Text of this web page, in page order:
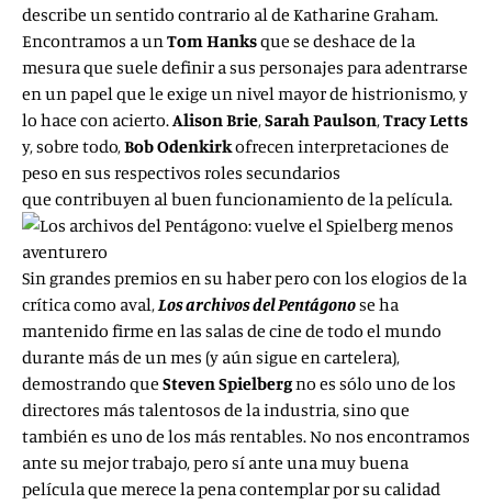
describe un sentido contrario al de Katharine Graham.
Encontramos a unTom Hanksque se deshace de la
mesura que suele definir a sus personajes para adentrarse
en un papel que le exige un nivel mayor de histrionismo, y
lo hace con acierto.Alison Brie,Sarah Paulson,Tracy Letts
y, sobre todo,Bob Odenkirkofrecen interpretaciones de
peso en sus respectivos roles secundarios
que contribuyen al buen funcionamiento de la película.
Sin grandes premios en su haber pero con los elogios de la
crítica como aval,Los archivos del Pentágonose ha
mantenido firme en las salas de cine de todo el mundo
durante más de un mes (y aún sigue en cartelera),
demostrando que Steven Spielbergno es sólo uno de los
directores más talentosos de la industria, sino que
también es uno de los más rentables. No nos encontramos
ante su mejor trabajo, pero sí ante una muy buena
película que merece la pena contemplar por su calidad